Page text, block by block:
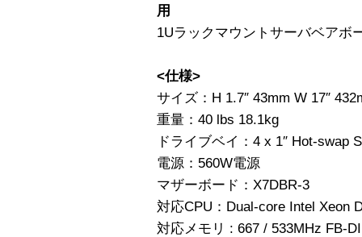
用
1Uラックマウントサーバベアボ
<仕様>
サイズ：H 1.7″ 43mm W 17″
重量：40 lbs 18.1kg
ドライブベイ：4 x 1″ Hot-swap
電源：560W電源
マザーボード：X7DBR-3
対応CPU：Dual-core Intel Xeon
対応メモリ : 667 / 533MHz FB-